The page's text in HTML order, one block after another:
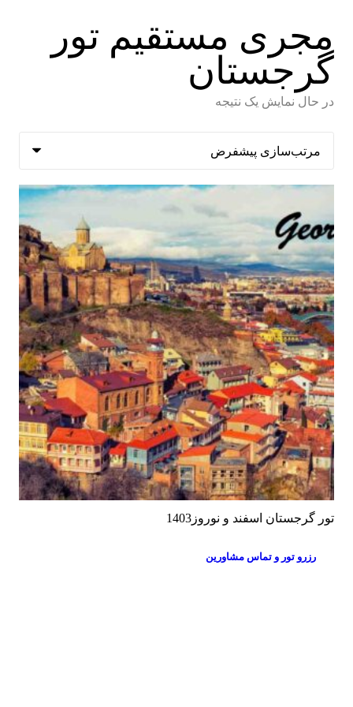
مجری مستقیم تور
گرجستان
در حال نمایش یک نتیجه
تور گرجستان اسفند و نوروز1403
رزرو تور و تماس مشاورین